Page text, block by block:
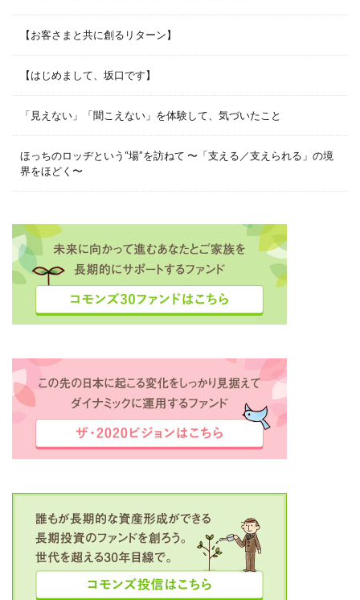
【お客さまと共に創るリターン】
【はじめまして、坂口です】
「見えない」「聞こえない」を体験して、気づいたこと
ほっちのロッヂという“場”を訪ねて 〜「支える／支えられる」の境
界をほどく〜